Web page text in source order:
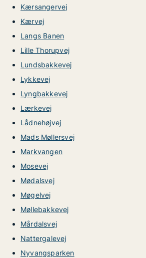
Kærsangervej
Kærvej
Langs Banen
Lille Thorupvej
Lundsbakkevej
Lykkevej
Lyngbakkevej
Lærkevej
Lådnehøjvej
Mads Møllersvej
Markvangen
Mosevej
Mødalsvej
Møgelvej
Møllebakkevej
Mårdalsvej
Nattergalevej
Nyvangsparken